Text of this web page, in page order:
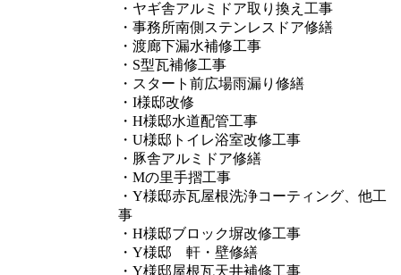
・ヤギ舎アルミドア取り換え工事
・事務所南側ステンレスドア修繕
・渡廊下漏水補修工事
・S型瓦補修工事
・スタート前広場雨漏り修繕
・I様邸改修
・H様邸水道配管工事
・U様邸トイレ浴室改修工事
・豚舎アルミドア修繕
・Mの里手摺工事
・Y様邸赤瓦屋根洗浄コーティング、他工
事
・H様邸ブロック塀改修工事
・Y様邸 軒・壁修繕
・Y様邸屋根瓦天井補修工事